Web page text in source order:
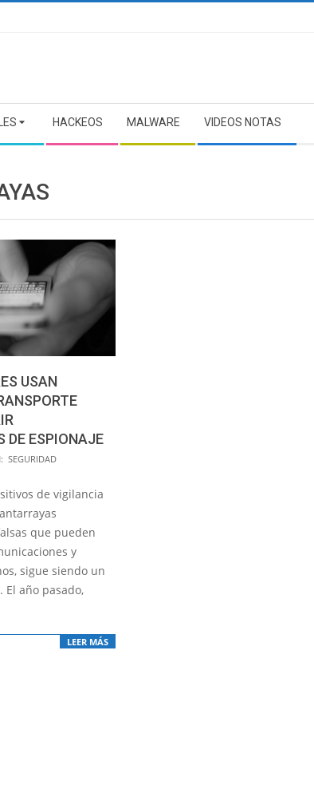
HACKEOS MALWARE VIDEOS NOTAS
USAN
DE ESPIONAJE
SEGURIDAD
de vigilancia
que pueden
y
sigue siendo un
El año pasado,
LEER MÁS